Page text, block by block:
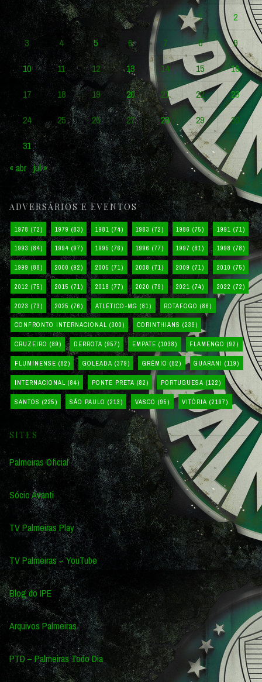
1
2
3
4 5 6 7 8
9
10
11 12 13 14 15
16
17
18 19 20 21 22
23
24
25 26 27 28 29
30
31
« abr jul »
ADVERSÁRIOS E EVENTOS
1978 (72) 1979 (83) 1981 (74) 1983 (72) 1986 (75) 1991 (71)
1993 (84) 1994 (97) 1995 (76) 1996 (77) 1997 (81) 1998 (78)
1999 (88) 2000 (92) 2005 (71) 2008 (71) 2009 (71) 2010 (75)
2012 (75) 2015 (71) 2018 (77) 2020 (79) 2021 (74) 2022 (72)
2023 (73) 2025 (76) ATLÉTICO-MG (81) BOTAFOGO (86)
CONFRONTO INTERNACIONAL (300) CORINTHIANS (239)
CRUZEIRO (89) DERROTA (957) EMPATE (1038) FLAMENGO (92)
FLUMINENSE (82) GOLEADA (379) GRÊMIO (82) GUARANI (119)
INTERNACIONAL (84) PONTE PRETA (82) PORTUGUESA (122)
SANTOS (225) SÃO PAULO (213) VASCO (95) VITÓRIA (2197)
SITES
Palmeiras Oficial
Sócio Avanti
TV Palmeiras Play
TV Palmeiras – YouTube
Blog do IPE
Arquivos Palmeiras
PTD – Palmeiras Todo Dia